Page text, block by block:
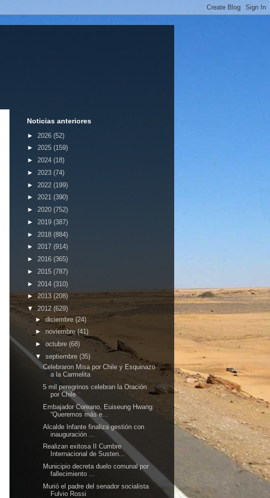
Noticias anteriores
► 2026 (52)
► 2025 (159)
► 2024 (18)
► 2023 (74)
► 2022 (199)
► 2021 (390)
► 2020 (752)
► 2019 (387)
► 2018 (884)
► 2017 (914)
► 2016 (365)
► 2015 (787)
► 2014 (310)
► 2013 (208)
▼ 2012 (629)
►diciembre(24)
► noviembre(41)
► octubre (68)
▼ septiembre (35)
Celebraron Misa por Chile y Esquinazo
a la Carmelita
5 mil peregrinos celebran la Oración
por Chile
Embajador Coreano, Euiseung Hwang:
“Queremos más e...
Alcalde Infante finaliza gestión con
inauguración ...
Realizan exitosa II Cumbre
Internacional de Susten...
Municipio decreta duelo comunal por
fallecimiento ...
Murió el padre del senador socialista
Fulvio Rossi